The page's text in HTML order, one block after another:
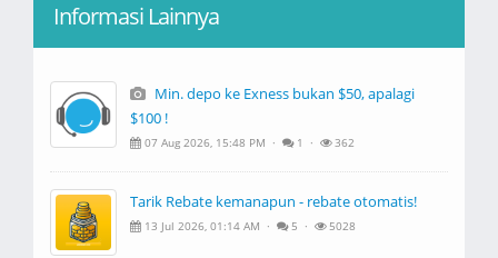
Informasi Lainnya
Min. depo ke Exness bukan $50, apalagi
$100 !
07 Aug 2026, 15:48 PM · 1 · 362
Tarik Rebate kemanapun - rebate otomatis!
13 Jul 2026, 01:14 AM · 5 · 5028